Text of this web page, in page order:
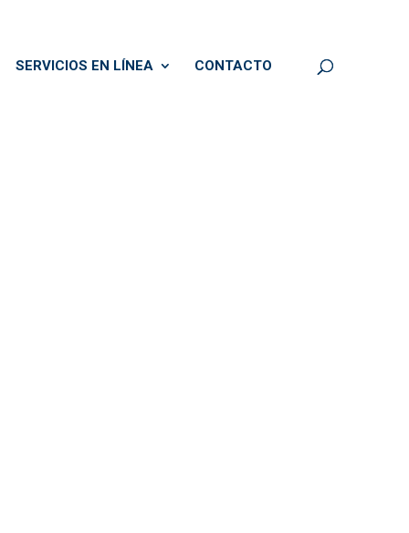
SERVICIOS EN LÍNEA CONTACTO